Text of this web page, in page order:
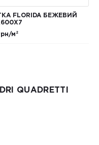
FLORIDA БЕЖЕВИЙ
м²
QUADRETTI